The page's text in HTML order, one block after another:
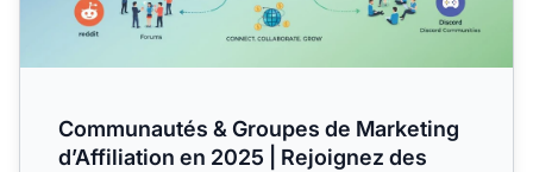
Communautés & Groupes de Marketing
d’Affiliation en 2025 | Rejoignez des